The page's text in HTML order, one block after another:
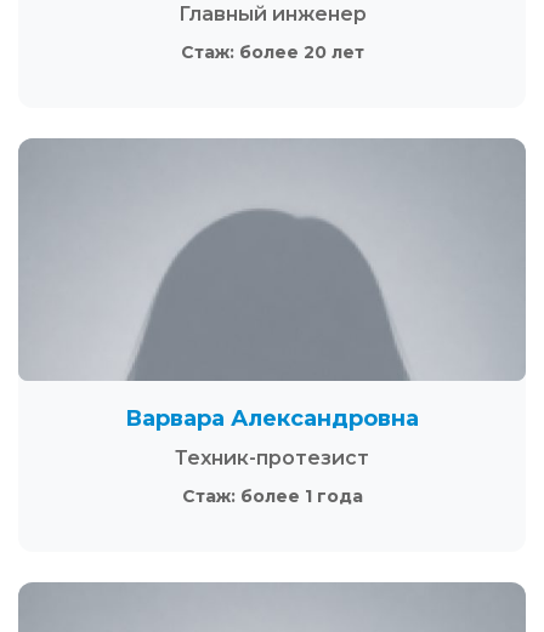
Главный инженер
Стаж: более 20 лет
Варвара Александровна
Техник-протезист
Стаж: более 1 года